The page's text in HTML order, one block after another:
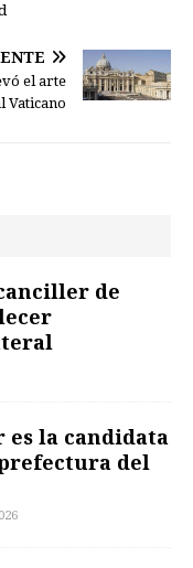
el arte
Vaticano
de
es la candidata
prefectura del